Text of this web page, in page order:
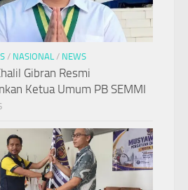
/ NASIONAL / NEWS
Gibran Resmi
Ketua Umum PB SEMMI